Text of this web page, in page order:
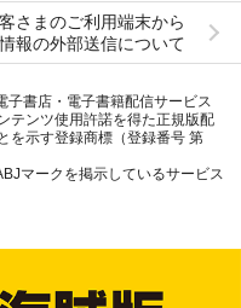
さまのご利用端末から
報の外部送信について
子書店・電子書籍配信サービス
テンツ使用許諾を得た正規版配
を示す登録商標（登録番号 第
マークを掲示しているサービス